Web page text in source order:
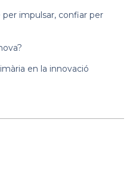
per impulsar, confiar per
en la innovació